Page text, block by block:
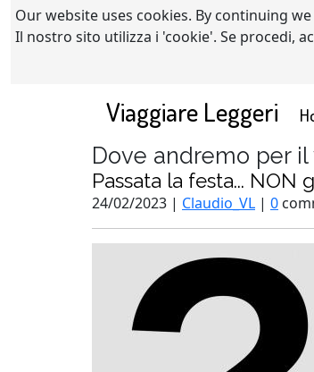
Our website uses cookies. By continuing
Il nostro sito utilizza i 'cookie'. Se procedi,
Viaggiare Leggeri
Dove andremo per
Passata la festa... NON
24/02/2023 | Claudio_VL | 0